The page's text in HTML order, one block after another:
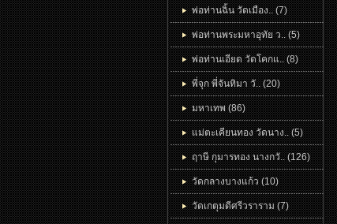
พ่อท่านฉิ้น วัดเมือง.. (7)
พ่อท่านพระมหาอุทัย ว.. (5)
พ่อท่านเอียด วัดโคกแ.. (8)
พี่จุก พี่จันทิมา วั.. (20)
มหาเทพ (86)
แม่ตะเคียนทอง วัดนาง.. (5)
ฤาษี กุมารทอง นางกวั.. (126)
วัดกลางบางแก้ว (10)
วัดเกตุมดีศรีวราราม (7)